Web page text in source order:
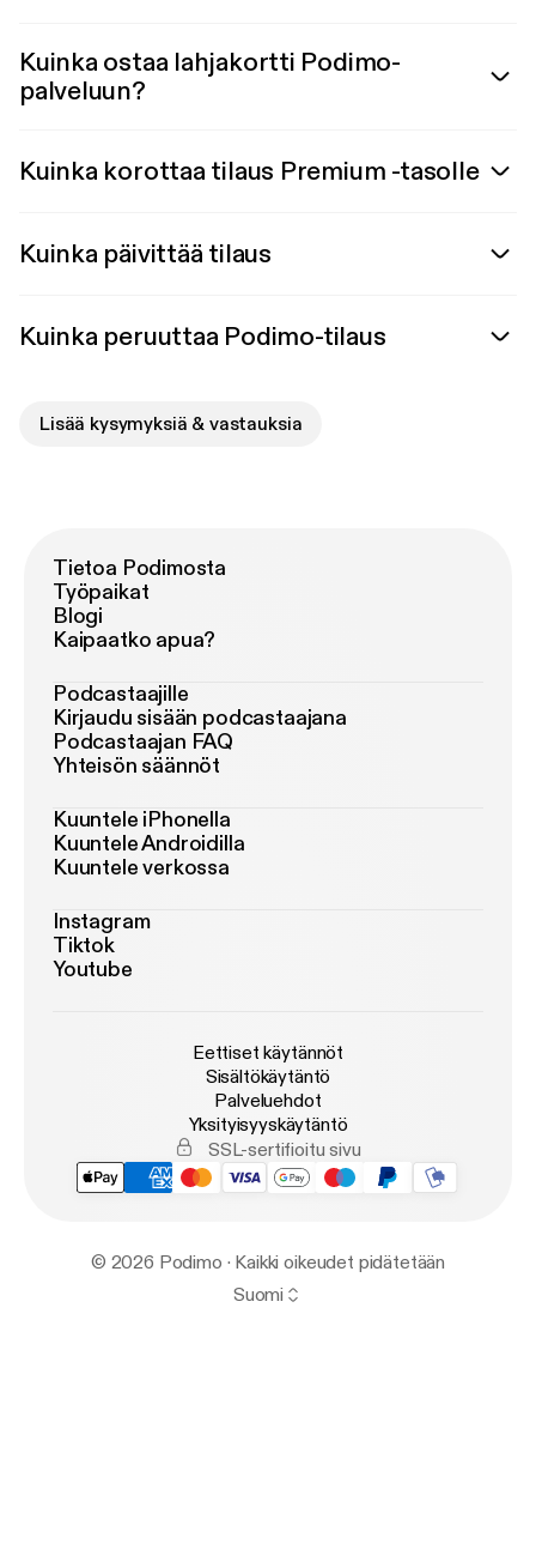
Kuinka ostaa lahjakortti Podimo-
palveluun?
Kuinka korottaa tilaus Premium -tasolle
Kuinka päivittää tilaus
Kuinka peruuttaa Podimo-tilaus
Lisää kysymyksiä & vastauksia
Tietoa Podimosta
Työpaikat
Blogi
Kaipaatko apua?
Podcastaajille
Kirjaudu sisään podcastaajana
Podcastaajan FAQ
Yhteisön säännöt
Kuuntele iPhonella
Kuuntele Androidilla
Kuuntele verkossa
Instagram
Tiktok
Youtube
Eettiset käytännöt
Sisältökäytäntö
Palveluehdot
Yksityisyyskäytäntö
SSL-sertifioitu sivu
© 2026 Podimo · Kaikki oikeudet pidätetään
Suomi